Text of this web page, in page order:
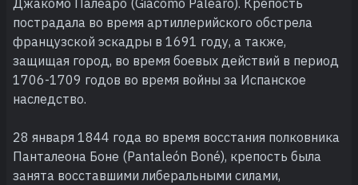
пострадала во время артиллерийского обстрела
французской эскадры в 1691 году, а также,
защищая город, во время боевых действий в период
1706-1709 годов во время войны за Испанское
наследство.
28 января 1844 года во время восстания полковника
Панталеона Боне (Pantaleón Boné), крепость была
занята восставшими либеральными силами,